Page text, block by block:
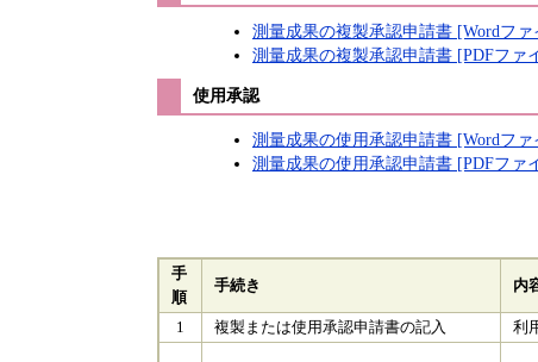
測量成果の複製承認申請書 [Wordファ
測量成果の複製承認申請書 [PDFファ
使用承認
測量成果の使用承認申請書 [Wordファ
測量成果の使用承認申請書 [PDFファ
手
順
手続き 内
1 複製または使用承認申請書の記入 利